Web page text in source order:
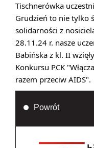
Tischnerówka
Grudzień to nie tylko
solidarności z
28.11.24 r. nasze
Babińska z kl. II
Konkursu PCK
razem przeciw AIDS".
Powrót